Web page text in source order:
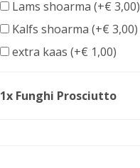
Lams shoarma (+€ 3,00)
Kalfs shoarma (+€ 3,00)
extra kaas (+€ 1,00)
1x Funghi Prosciutto